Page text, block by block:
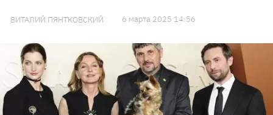
ВИТАЛИЙ ПЯНТКОВСКИЙ 6 марта 2025 14:56